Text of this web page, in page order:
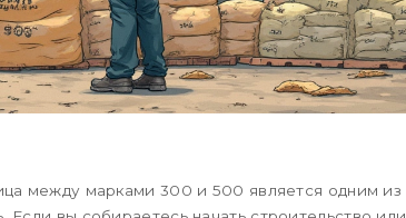
между марками 300 и 500 является одним из